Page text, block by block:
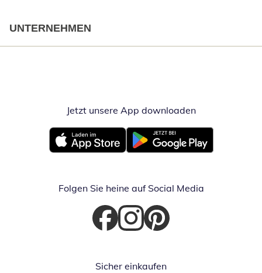
UNTERNEHMEN
Jetzt unsere App downloadenÖffnet in
Öffnet in neuem FensterÖffnet in neuem Fenster
Folgen Sie heine auf Social Media
Öffnet in neuem Fenster
Öffnet in neuem Fenster
Öffnet in neuem Fenster
Sicher einkaufen